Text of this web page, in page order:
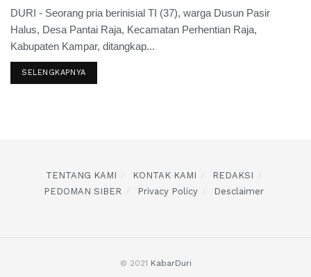
DURI - Seorang pria berinisial TI (37), warga Dusun Pasir
Halus, Desa Pantai Raja, Kecamatan Perhentian Raja,
Kabupaten Kampar, ditangkap...
SELENGKAPNYA
TENTANG KAMI KONTAK KAMI
REDAKSI
PEDOMAN SIBER
Privacy Policy Desclaimer
© 2021 KabarDuri